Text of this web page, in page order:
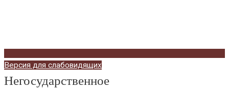
Версия для слабовидящих
Негосударственное